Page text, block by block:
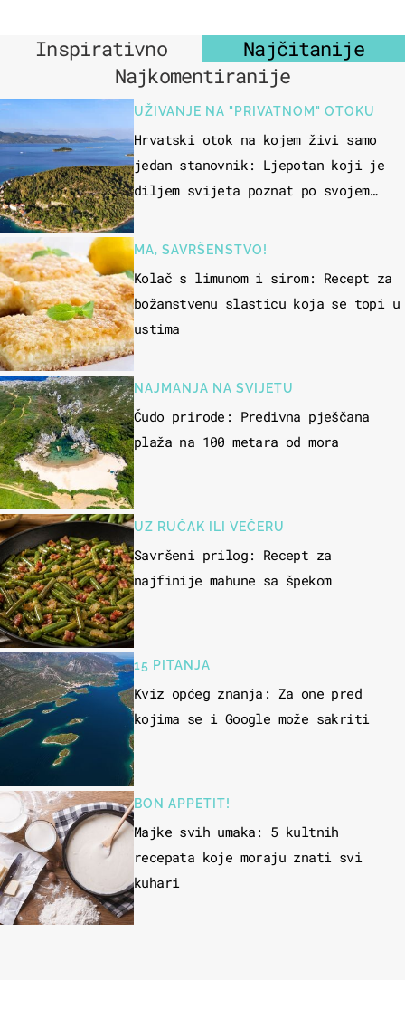
Inspirativno
Najčitanije
Najkomentiranije
UŽIVANJE NA "PRIVATNOM" OTOKU
Hrvatski otok na kojem živi samo
jedan stanovnik: Ljepotan koji je
diljem svijeta poznat po svojem
MA, SAVRŠENSTVO!
Kolač s limunom i sirom: Recept za
božanstvenu slasticu koja se topi u
ustima
NAJMANJA NA SVIJETU
Čudo prirode: Predivna pješčana
plaža na 100 metara od mora
UZ RUČAK ILI VEČERU
Savršeni prilog: Recept za
najfinije mahune sa špekom
15 PITANJA
Kviz općeg znanja: Za one pred
kojima se i Google može sakriti
BON APPETIT!
Majke svih umaka: 5 kultnih
recepata koje moraju znati svi
kuhari